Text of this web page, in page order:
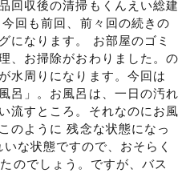
回収後の清掃もくんえい総建
回も前回、前々回の続きの
になります。 お部屋のゴミ
、お掃除がおわりました。の
水周りになります。今回は
風呂」。お風呂は、一日の汚れ
流すところ。それなのにお風
のように 残念な状態になっ
な状態ですので、おそらく
のでしょう。ですが、バス